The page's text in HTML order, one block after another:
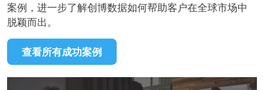
案例，进一步了解创博数据如何帮助客户在全球市场中
脱颖而出。
查看所有成功案例